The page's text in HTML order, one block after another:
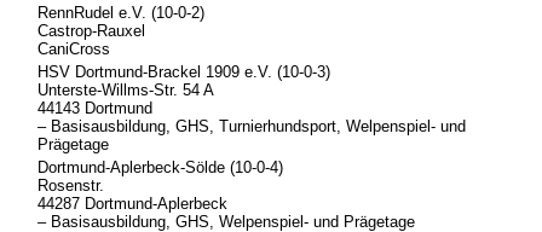
RennRudel e.V. (10-0-2)
Castrop-Rauxel
CaniCross
HSV Dortmund-Brackel 1909 e.V. (10-0-3)
Unterste-Willms-Str. 54 A
44143 Dortmund
– Basisausbildung, GHS, Turnierhundsport, Welpenspiel- und
Prägetage
Dortmund-Aplerbeck-Sölde (10-0-4)
Rosenstr.
44287 Dortmund-Aplerbeck
– Basisausbildung, GHS, Welpenspiel- und Prägetage